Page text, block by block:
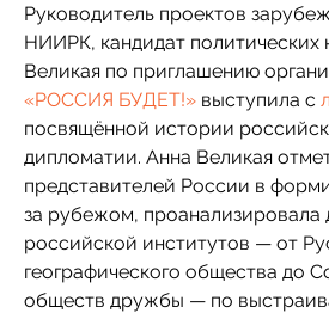
Руководитель проектов
НИИРК, кандидат политических
Великая по приглашению
«РОССИЯ БУДЕТ!» выступила с
посвящённой истории
дипломатии. Анна Великая
представителей России в
за рубежом, проанализировала
российской институтов — от
географического общества до
обществ дружбы — по